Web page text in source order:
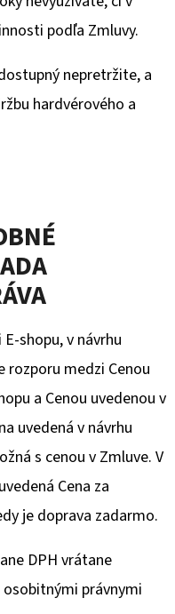
podľa Zmluvy.
nepretržite, a
hardvérového a
shopu, v návrhu
rozporu medzi Cenou
a Cenou uvedenou v
uvedená v návrhu
s cenou v Zmluve. V
Cena za
je doprava zadarmo.
DPH vrátane
právnymi